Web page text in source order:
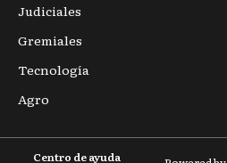
Judiciales
Gremiales
Tecnología
Agro
Centro de ayuda